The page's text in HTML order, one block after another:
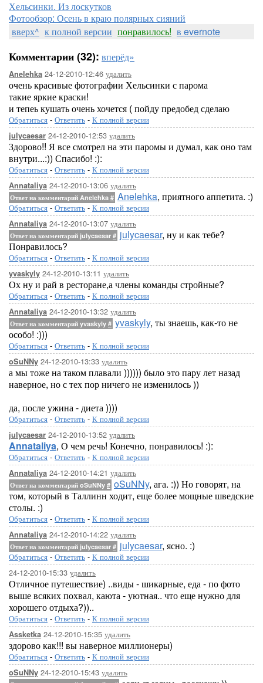
Хельсинки. Из лоскутков
Фотообзор: Осень в краю полярных сияний
вверх^ к полной версии понравилось! в evernote
Комментарии (32): вперёд»
Anelehka 24-12-2010-12:46 удалить
очень красивые фотографии Хельсинки с парома
такие яркие краски!
и тепеь кушать очень хочется ( пойду предобед сделаю
Обратиться - Ответить - К полной версии
julycaesar 24-12-2010-12:53 удалить
Здорово!! Я все смотрел на эти паромы и думал, как оно там
внутри...:)) Спасибо! :):
Обратиться - Ответить - К полной версии
Annataliya 24-12-2010-13:06 удалить
Ответ на комментарий Anelehka # Anelehka, приятного аппетита. :)
Обратиться - Ответить - К полной версии
Annataliya 24-12-2010-13:07 удалить
Ответ на комментарий julycaesar # julycaesar, ну и как тебе?
Понравилось?
Обратиться - Ответить - К полной версии
yvaskyly 24-12-2010-13:11 удалить
Ох ну и рай в ресторане,а члены команды стройные?
Обратиться - Ответить - К полной версии
Annataliya 24-12-2010-13:32 удалить
Ответ на комментарий yvaskyly # yvaskyly, ты знаешь, как-то не
особо! :)))
Обратиться - Ответить - К полной версии
oSuNNy 24-12-2010-13:33 удалить
а мы тоже на таком плавали )))))) было это пару лет назад
наверное, но с тех пор ничего не изменилось ))
да, после ужина - диета ))))
Обратиться - Ответить - К полной версии
julycaesar 24-12-2010-13:52 удалить
Annataliya, О чем речь! Конечно, понравилось! :):
Обратиться - Ответить - К полной версии
Annataliya 24-12-2010-14:21 удалить
Ответ на комментарий oSuNNy # oSuNNy, ага. :)) Но говорят, на
том, который в Таллинн ходит, еще более мощные шведские
столы. :)
Обратиться - Ответить - К полной версии
Annataliya 24-12-2010-14:22 удалить
Ответ на комментарий julycaesar # julycaesar, ясно. :)
Обратиться - Ответить - К полной версии
24-12-2010-15:33 удалить
Отличное путешествие) ..виды - шикарные, еда - по фото
выше всяких похвал, каюта - уютная.. что еще нужно для
хорошего отдыха?))..
Обратиться - Ответить - К полной версии
Assketka 24-12-2010-15:35 удалить
здорово как!!! вы наверное миллионеры)
Обратиться - Ответить - К полной версии
oSuNNy 24-12-2010-15:43 удалить